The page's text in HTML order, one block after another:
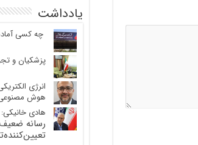
یادداشت
چه کسی
پزشکیان و
انرژی
هوش مصنوعی
هادی خانیکی:
رسانه